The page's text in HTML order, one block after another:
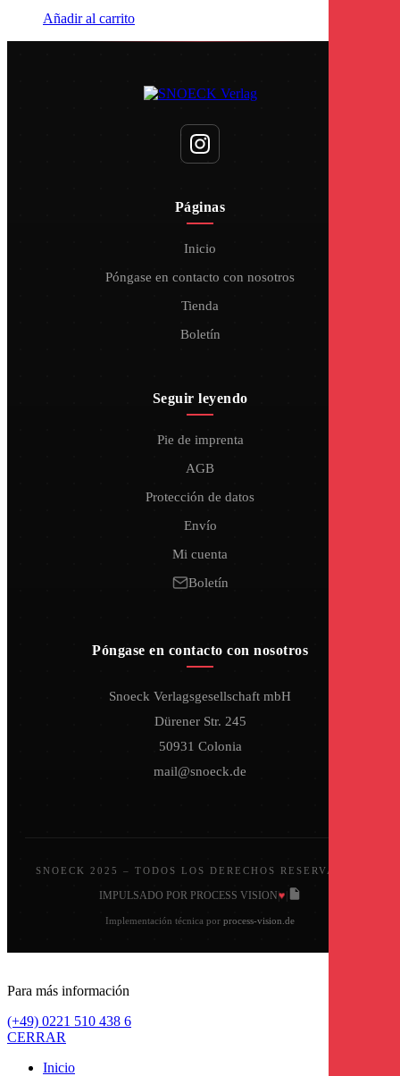
Añadir al carrito
Páginas
Inicio
Póngase en contacto con nosotros
Tienda
Boletín
Seguir leyendo
Pie de imprenta
AGB
Protección de datos
Envío
Mi cuenta
Boletín
Póngase en contacto con nosotros
Snoeck Verlagsgesellschaft mbH
Dürener Str. 245
50931 Colonia
mail@snoeck.de
SNOECK 2025 – TODOS LOS DERECHOS RESERVADOS.
IMPULSADO POR PROCESS VISION|♥|
Implementación técnica por process-vision.de
Para más información
(+49) 0221 510 438 6
CERRAR
Inicio